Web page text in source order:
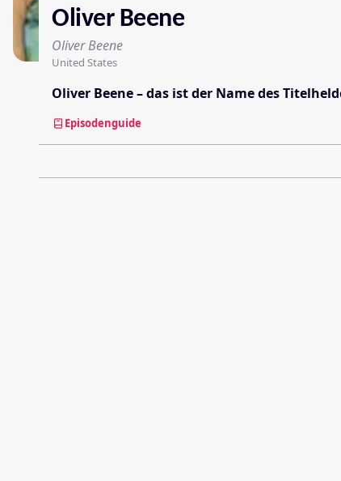
Oliver Beene
Oliver Beene
United States
Oliver Beene – das ist der Name des
Episodenguide